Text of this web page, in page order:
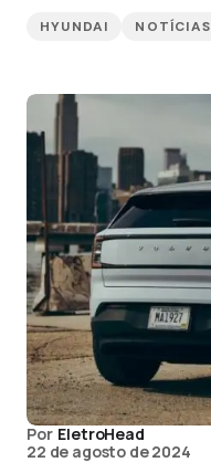
HYUNDAI NOTÍCIAS
Por EletroHead
22 de agosto de 2024